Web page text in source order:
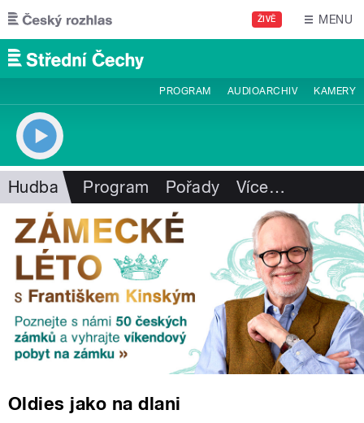
Přejít k hlavnímu obsahu
ŽIVĚ MENU
PROGRAM AUDIOARCHIV KAMERY
Hudba Program Pořady Více…
Oldies jako na dlani